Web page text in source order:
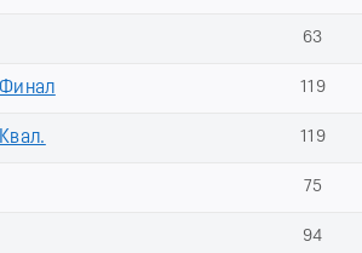
63
119
119
75
94